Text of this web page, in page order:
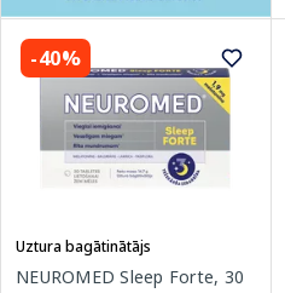
-40%
Uztura bagātinātājs
NEUROMED Sleep Forte, 30